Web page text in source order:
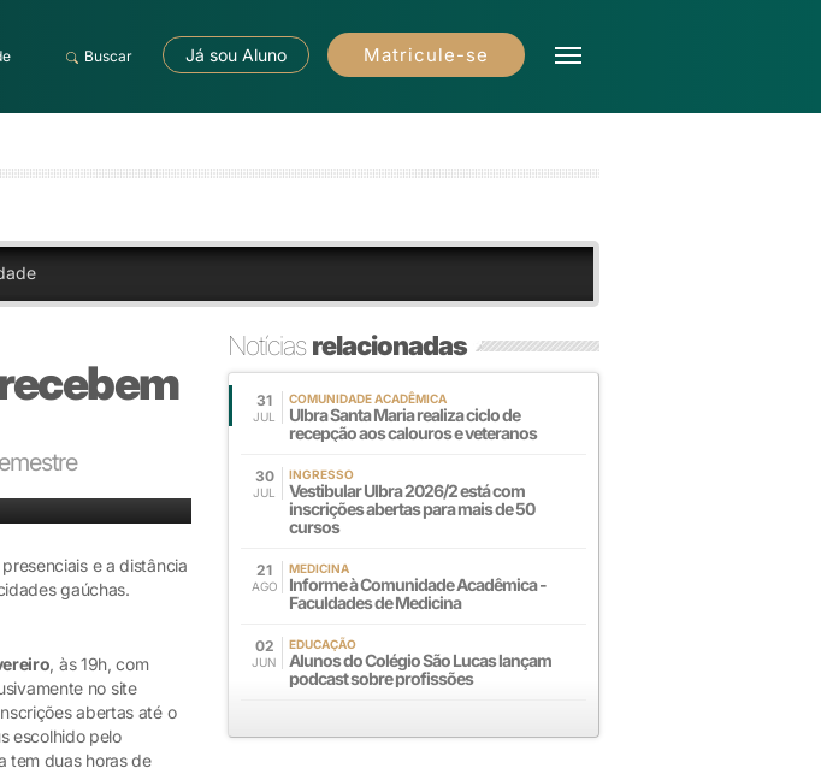
Buscar Já sou Aluno Matricule-se
e a distância
gaúchas.
, às 19h, com
no site
abertas até o
escolhido pelo
tem duas horas de
Notíciasrelacionadas
31
JUL
COMUNIDADE ACADÊMICA
Ulbra Santa Maria realiza ciclo de
recepção aos calouros e veteranos
30
JUL
INGRESSO
Vestibular Ulbra 2026/2 está com
inscrições abertas para mais de 50
cursos
21
AGO
MEDICINA
Informe à Comunidade Acadêmica -
Faculdades de Medicina
02
JUN
EDUCAÇÃO
Alunos do Colégio São Lucas lançam
podcast sobre profissões